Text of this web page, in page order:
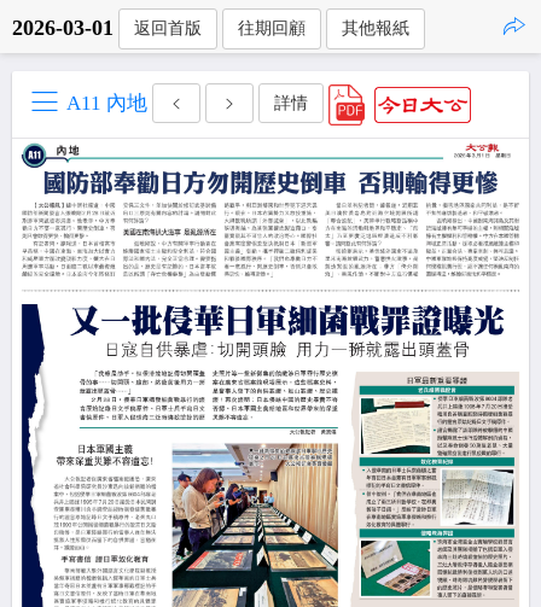
2026-03-01 返回首版 往期回顧 其他報紙
A11 內地 詳情